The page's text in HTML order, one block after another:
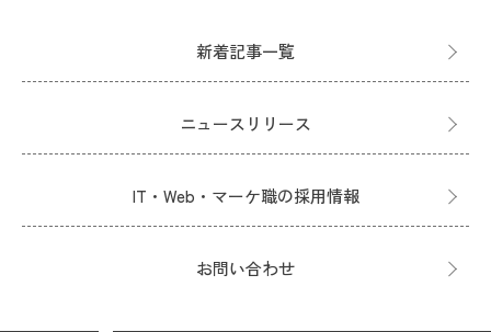
新着記事一覧
ニュースリリース
IT・Web・マーケ職の採用情報
お問い合わせ